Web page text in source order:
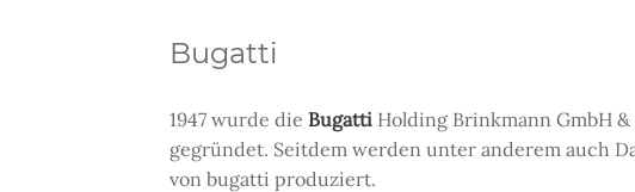
Bugatti
1947 wurde die Bugatti Holding Brinkmann GmbH
gegründet. Seitdem werden unter anderem auch
von bugatti produziert.